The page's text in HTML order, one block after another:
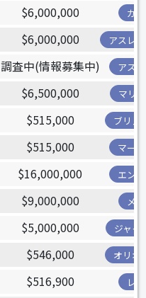
$6,000,000 カ
$6,000,000 アスレ
調査中(情報募集中) アス
$6,500,000 マリ
$515,000 ブリュ
$515,000 マー
$16,000,000 エン
$9,000,000 メ
$5,000,000 ジャイ
$546,000 オリオ
$516,900 レ